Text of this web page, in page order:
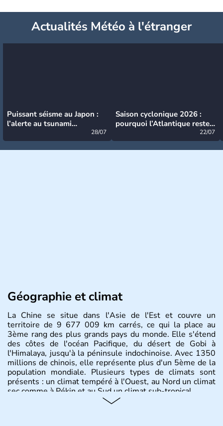
Actualités Météo à l'étranger
Puissant séisme au Japon :
l’alerte au tsunami
28/07
Saison cyclonique 2026 :
pourquoi l’Atlantique reste
22/07
Géographie et climat
La Chine se situe dans l'Asie de l'Est et couvre un
territoire de 9 677 009 km carrés, ce qui la place au
3ème rang des plus grands pays du monde. Elle s'étend
des côtes de l'océan Pacifique, du désert de Gobi à
l'Himalaya, jusqu'à la péninsule indochinoise. Avec 1350
millions de chinois, elle représente plus d'un 5ème de la
population mondiale. Plusieurs types de climats sont
présents : un climat tempéré à l'Ouest, au Nord un climat
sec comme à Pékin et au Sud un climat sub-tropical.